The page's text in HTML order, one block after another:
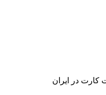
کارت در ایران